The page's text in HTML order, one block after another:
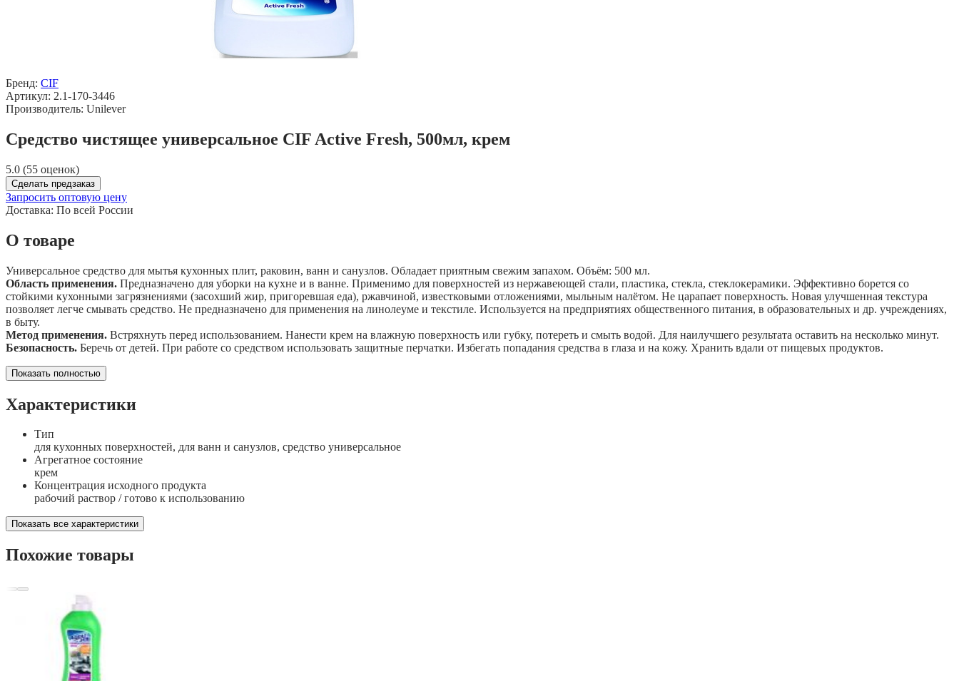
Бренд: CIF
Артикул: 2.1-170-3446
Производитель: Unilever
Средство чистящее универсальное CIF Active Fresh, 500мл, крем
5.0 (55 оценок)
Сделать предзаказ
Запросить оптовую цену
Доставка: По всей России
О товаре
Универсальное средство для мытья кухонных плит, раковин, ванн и санузлов. Обладает приятным свежим запахом. Объём: 500 мл.
Область применения. Предназначено для уборки на кухне и в ванне. Применимо для поверхностей из нержавеющей стали, пластика, стекла, стеклокерамики. Эффективно борется со
стойкими кухонными загрязнениями (засохший жир, пригоревшая еда), ржавчиной, известковыми отложениями, мыльным налётом. Не царапает поверхность. Новая улучшенная текстура
позволяет легче смывать средство. Не предназначено для применения на линолеуме и текстиле. Используется на предприятиях общественного питания, в образовательных и др. учреждениях,
в быту.
Метод применения. Встряхнуть перед использованием. Нанести крем на влажную поверхность или губку, потереть и смыть водой. Для наилучшего результата оставить на несколько минут.
Безопасность. Беречь от детей. При работе со средством использовать защитные перчатки. Избегать попадания средства в глаза и на кожу. Хранить вдали от пищевых продуктов.
Показать полностью
Характеристики
Тип
для кухонных поверхностей, для ванн и санузлов, средство универсальное
Агрегатное состояние
крем
Концентрация исходного продукта
рабочий раствор / готово к использованию
Показать все характеристики
Похожие товары